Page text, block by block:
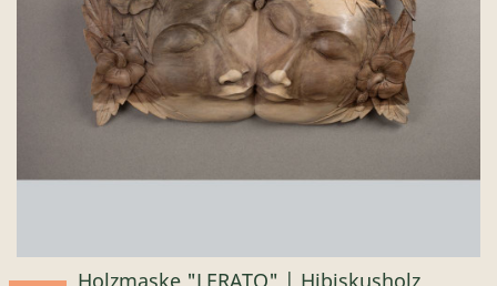
Holzmaske "LERATO" | Hibiskusholz